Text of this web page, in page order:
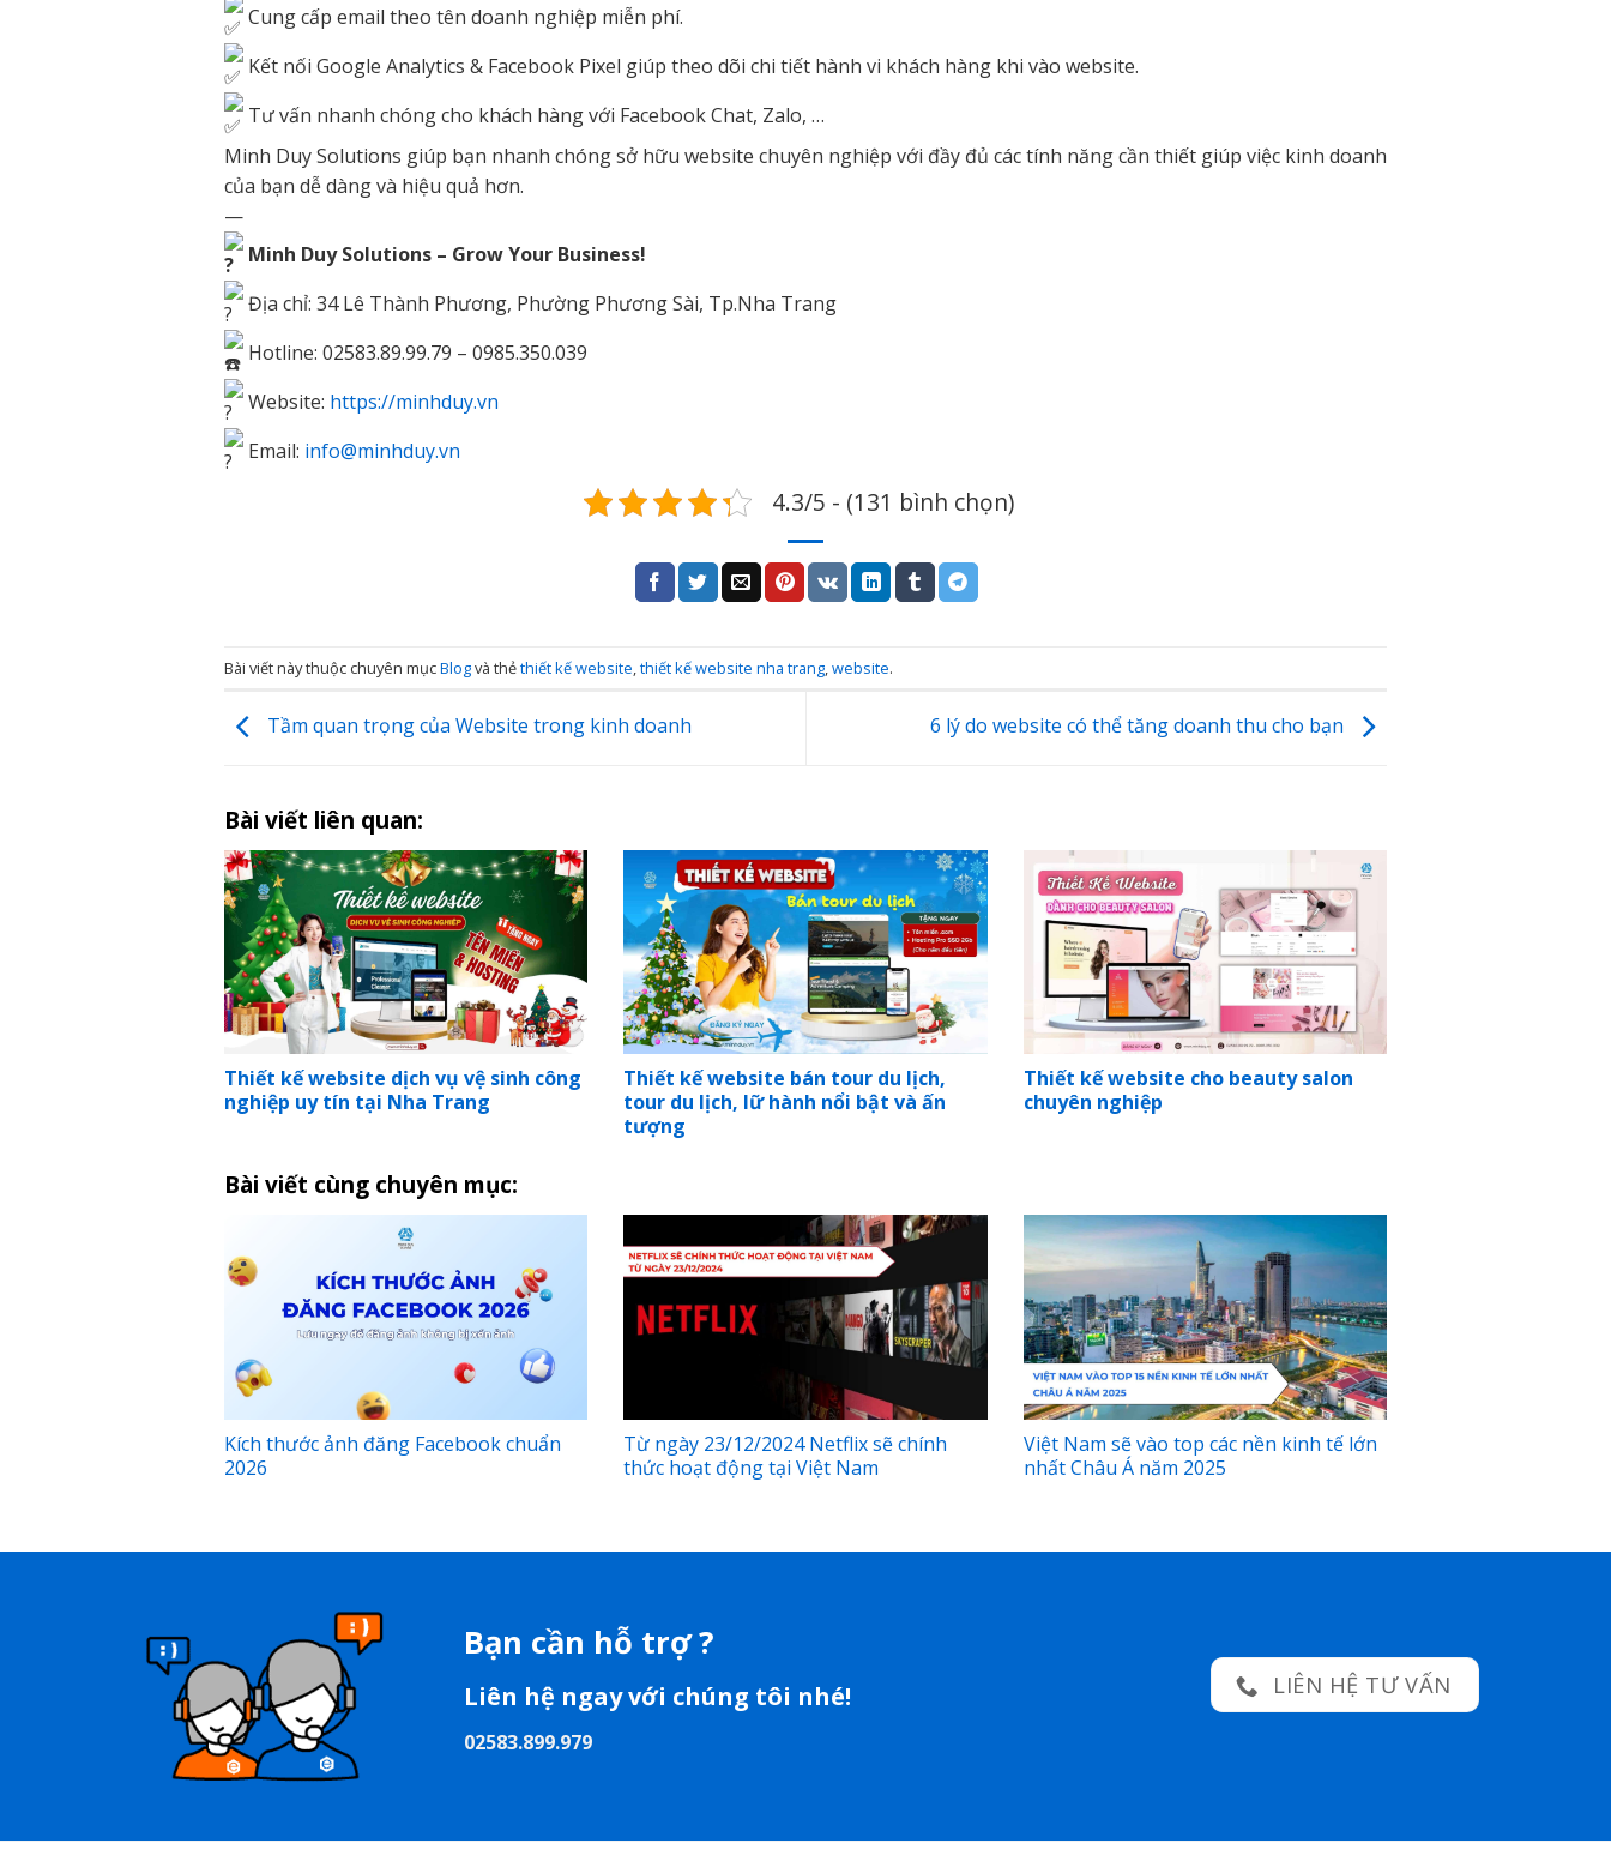
Cung cấp email theo tên doanh nghiệp miễn phí.
Kết nối Google Analytics & Facebook Pixel giúp theo dõi chi tiết hành vi khách hàng khi vào website.
Tư vấn nhanh chóng cho khách hàng với Facebook Chat, Zalo, …
Minh Duy Solutions giúp bạn nhanh chóng sở hữu website chuyên nghiệp với đầy đủ các tính năng cần thiết giúp việc kinh doanh
của bạn dễ dàng và hiệu quả hơn.
—
Minh Duy Solutions – Grow Your Business!
Địa chỉ: 34 Lê Thành Phương, Phường Phương Sài, Tp.Nha Trang
Hotline: 02583.89.99.79 – 0985.350.039
Website: https://minhduy.vn
Email: info@minhduy.vn
4.3/5 - (131 bình chọn)
Bài viết này thuộc chuyên mụcBlogvà thẻthiết kế website thiết kế website nha trang website.
Tầm quan trọng của Website trong kinh doanh 6 lý do website có thể tăng doanh thu cho bạn
Bài viết liên quan:
Thiết kế website dịch vụ vệ sinh công
nghiệp uy tín tại Nha Trang
Thiết kế website bán tour du lịch,
tour du lịch, lữ hành nổi bật và ấn
tượng
Thiết kế website cho beauty salon
chuyên nghiệp
Bài viết cùng chuyên mục:
Kích thước ảnh đăng Facebook chuẩn
2026
Từ ngày 23/12/2024 Netflix sẽ chính
thức hoạt động tại Việt Nam
Việt Nam sẽ vào top các nền kinh tế lớn
nhất Châu Á năm 2025
Bạn cần hỗ trợ ?
Liên hệ ngay với chúng tôi nhé!
02583.899.979
LIÊN HỆ TƯ VẤN